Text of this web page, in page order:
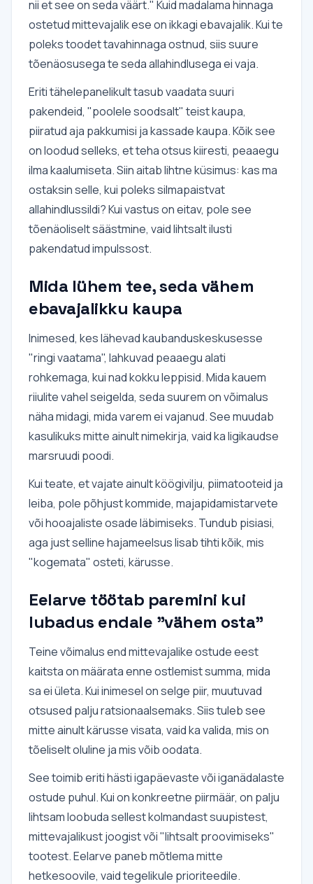
nii et see on seda väärt." Kuid madalama hinnaga
ostetud mittevajalik ese on ikkagi ebavajalik. Kui te
poleks toodet tavahinnaga ostnud, siis suure
tõenäosusega te seda allahindlusega ei vaja.
Eriti tähelepanelikult tasub vaadata suuri
pakendeid, "poolele soodsalt" teist kaupa,
piiratud aja pakkumisi ja kassade kaupa. Kõik see
on loodud selleks, et teha otsus kiiresti, peaaegu
ilma kaalumiseta. Siin aitab lihtne küsimus: kas ma
ostaksin selle, kui poleks silmapaistvat
allahindlussildi? Kui vastus on eitav, pole see
tõenäoliselt säästmine, vaid lihtsalt ilusti
pakendatud impulssost.
Mida lühem tee, seda vähem
ebavajalikku kaupa
Inimesed, kes lähevad kaubanduskeskusesse
"ringi vaatama", lahkuvad peaaegu alati
rohkemaga, kui nad kokku leppisid. Mida kauem
riiulite vahel seigelda, seda suurem on võimalus
näha midagi, mida varem ei vajanud. See muudab
kasulikuks mitte ainult nimekirja, vaid ka ligikaudse
marsruudi poodi.
Kui teate, et vajate ainult köögivilju, piimatooteid ja
leiba, pole põhjust kommide, majapidamistarvete
või hooajaliste osade läbimiseks. Tundub pisiasi,
aga just selline hajameelsus lisab tihti kõik, mis
"kogemata" osteti, kärusse.
Eelarve töötab paremini kui
lubadus endale "vähem osta"
Teine võimalus end mittevajalike ostude eest
kaitsta on määrata enne ostlemist summa, mida
sa ei ületa. Kui inimesel on selge piir, muutuvad
otsused palju ratsionaalsemaks. Siis tuleb see
mitte ainult kärusse visata, vaid ka valida, mis on
tõeliselt oluline ja mis võib oodata.
See toimib eriti hästi igapäevaste või iganädalaste
ostude puhul. Kui on konkreetne piirmäär, on palju
lihtsam loobuda sellest kolmandast suupistest,
mittevajalikust joogist või "lihtsalt proovimiseks"
tootest. Eelarve paneb mõtlema mitte
hetkesoovile, vaid tegelikule prioriteedile.